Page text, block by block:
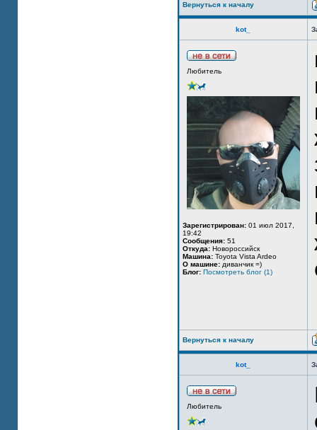
Вернуться к началу
kot_
Любитель
Зарегистрирован: 01 июл 2017,
19:42
Сообщения: 51
Откуда: Новороссийск
Машина: Toyota Vista Ardeo
О машине: диванчик =)
Блог: Посмотреть блог (1)
Вернуться к началу
kot_
Любитель